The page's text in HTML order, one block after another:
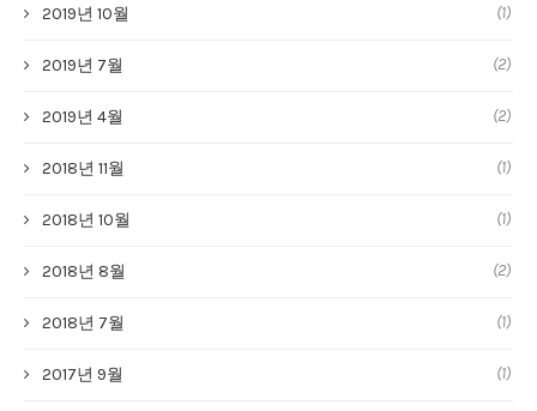
2019년 10월 (1)
2019년 7월 (2)
2019년 4월 (2)
2018년 11월 (1)
2018년 10월 (1)
2018년 8월 (2)
2018년 7월 (1)
2017년 9월 (1)